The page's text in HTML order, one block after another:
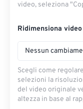
video, seleziona
Ridimensiona video
Nessun
Scegli come
selezioni la
del video originale
altezza in base al